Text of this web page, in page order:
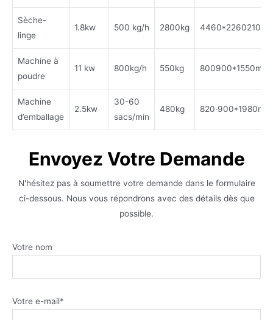
Sèche-
linge
1.8kw 500 kg/h 2800kg
Machine à
poudre
11 kw 800kg/h 550kg 800900*1550mm
Machine
d’emballage
2.5kw
30-60
sacs/min
480kg 820·900*1980mm
Envoyez Votre Demande
N'hésitez pas à soumettre votre demande dans le formulaire
ci-dessous. Nous vous répondrons avec des détails dès que
possible.
Votre nom
Votre e-mail*